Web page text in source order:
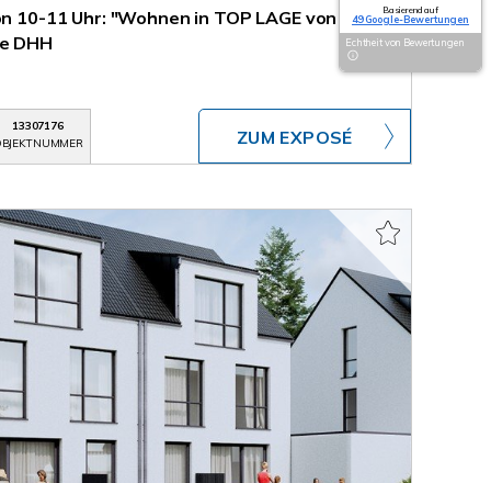
10-11 Uhr: "Wohnen in TOP LAGE von
DHH
13307176
ZUM EXPOSÉ
Basierend auf
49 Google-Bewertungen
Echtheit von Bewertungen